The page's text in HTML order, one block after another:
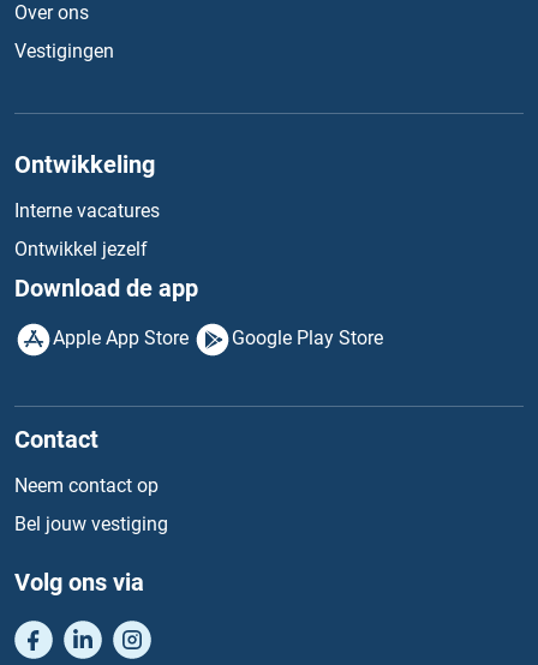
Over ons
Vestigingen
Ontwikkeling
Interne vacatures
Ontwikkel jezelf
Download de app
Apple App Store Google Play Store
Contact
Neem contact op
Bel jouw vestiging
Volg ons via